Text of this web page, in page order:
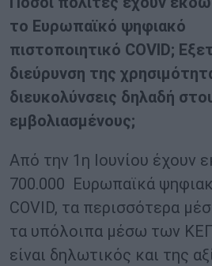
το Ευρωπαϊκό ψηφιακό
πιστοποιητικό COVID;
διεύρυνση της
διευκολύνσεις δηλαδή
εμβολιασμένους;
Από την 1η Ιουνίου έχουν
700.000 Ευρωπαϊκά
COVID, τα περισσότερα
τα υπόλοιπα μέσω των
είναι δηλωτικός και της